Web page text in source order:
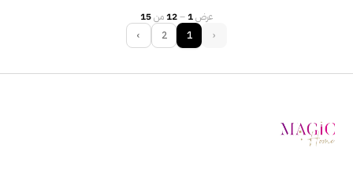
عرض1
–
12 من15
‹
1
2
›